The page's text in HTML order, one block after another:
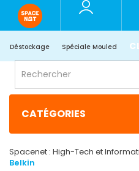
Déstockage Spéciale Mouled
CATÉGORIES
Spacenet : High-Tech et
Belkin